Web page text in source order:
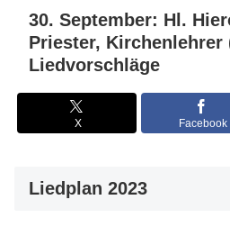
30. September: Hl.
Priester, Kirchenlehrer
Liedvorschläge
X Facebook
Liedplan 2023